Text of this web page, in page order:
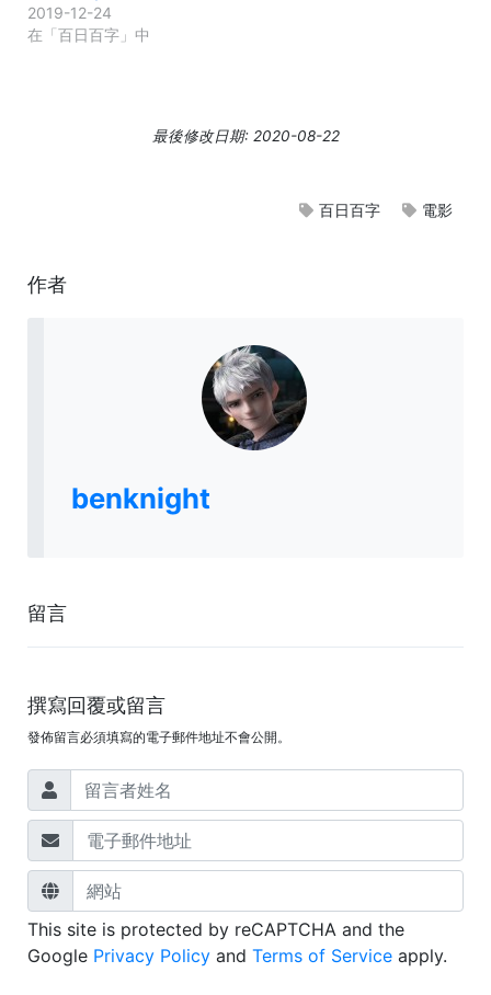
2019-12-24
在「百日百字」中
最後修改日期: 2020-08-22
百日百字 電影
作者
benknight
留言
撰寫回覆或留言
發佈留言必須填寫的電子郵件地址不會公開。
This site is protected by reCAPTCHA and the
Google Privacy Policy and Terms of Service apply.